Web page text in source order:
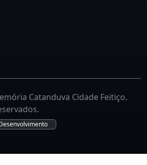
Catanduva Cidade Feitiço.